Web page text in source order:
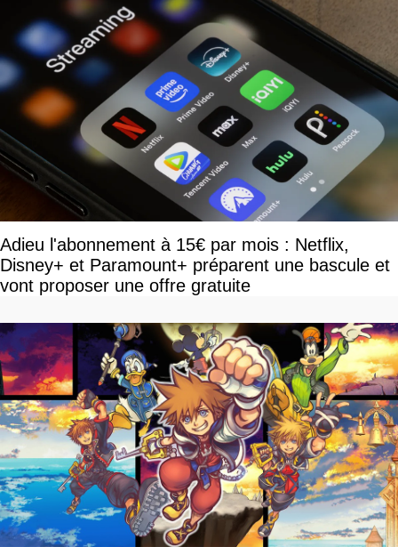
Adieu l'abonnement à 15€ par mois : Netflix,
Disney+ et Paramount+ préparent une bascule et
vont proposer une offre gratuite